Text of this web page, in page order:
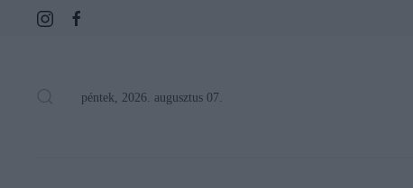
péntek, 2026. augusztus 07.